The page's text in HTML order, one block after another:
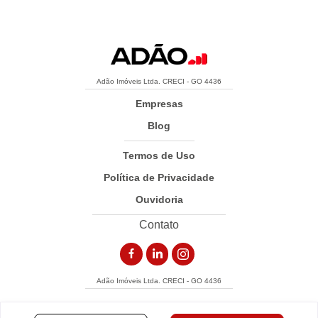
Adão Imóveis Ltda. CRECI - GO 4436
Empresas
Blog
Termos de Uso
Política de Privacidade
Ouvidoria
Contato
Adão Imóveis Ltda. CRECI - GO 4436